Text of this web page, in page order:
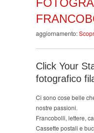
aggiornamento:
Click Your
fotografico
Ci sono cose belle
nostre passioni.
Francobolli, lettere,
Cassette postali e